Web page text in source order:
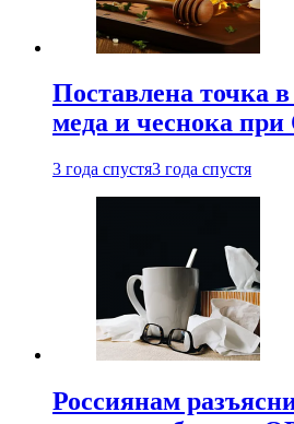
Поставлена точка в
меда и чеснока
3 года спустя3 года спустя
Россиянам